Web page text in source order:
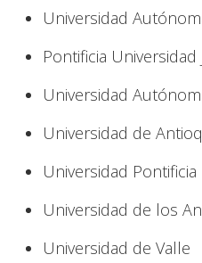
Universidad
Pontificia Universidad
Universidad
Universidad de
Universidad Pontificia
Universidad de los
Universidad de Valle